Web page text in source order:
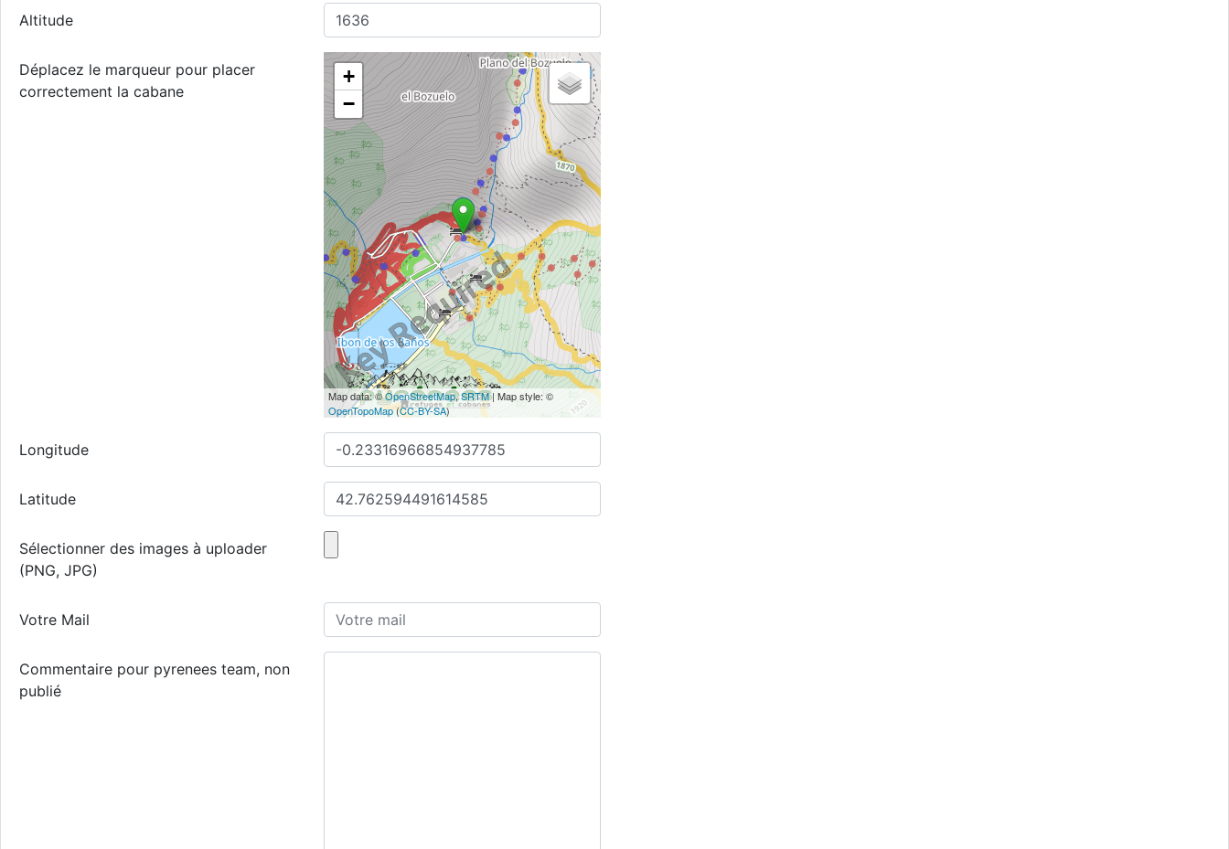
Altitude
Déplacez le marqueur pour placer
correctement la cabane
+
−
Map data: ©OpenStreetMap,SRTM| Map style: ©
OpenTopoMap(CC-BY-SA)
Longitude
Latitude
Sélectionner des images à uploader
(PNG, JPG)
Votre Mail
Commentaire pour pyrenees team, non
publié